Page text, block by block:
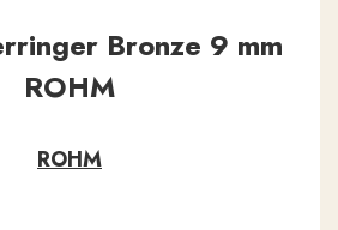
Bronze 9 mm
ROHM
ROHM